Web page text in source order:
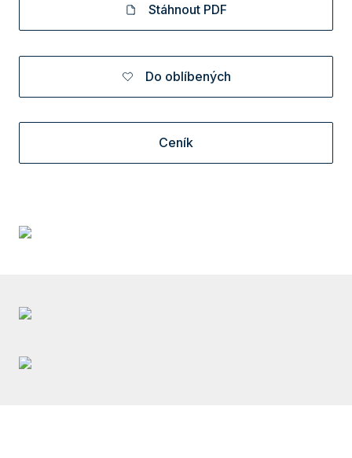
Stáhnout PDF
Do oblíbených
Ceník